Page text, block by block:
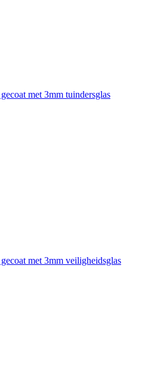
met 3mm tuindersglas
met 3mm veiligheidsglas